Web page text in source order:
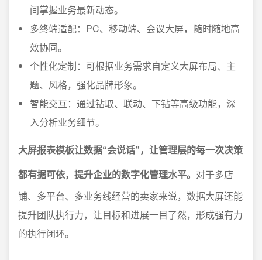
间掌握业务最新动态。
多终端适配：PC、移动端、会议大屏，随时随地高
效协同。
个性化定制：可根据业务需求自定义大屏布局、主
题、风格，强化品牌形象。
智能交互：通过钻取、联动、下钻等高级功能，深
入分析业务细节。
大屏报表模板让数据“会说话”，让管理层的每一次决策
都有据可依，提升企业的数字化管理水平。 对于多店
铺、多平台、多业务线经营的卖家来说，数据大屏还能
提升团队执行力，让目标和进展一目了然，形成强有力
的执行闭环。